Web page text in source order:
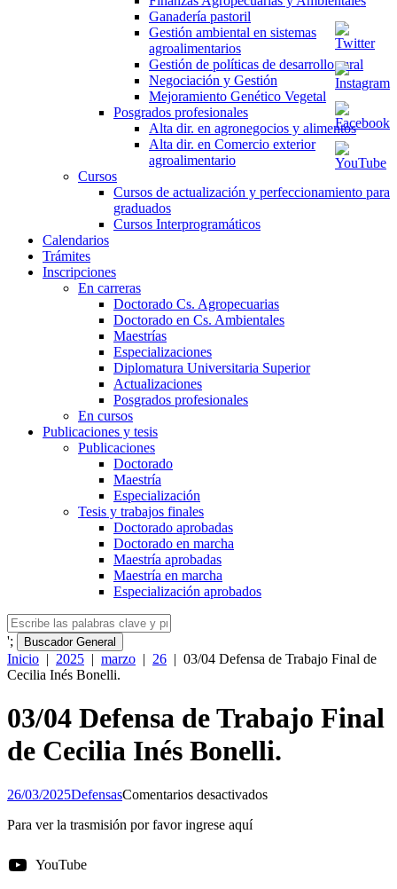
Ganadería pastoril
Gestión ambiental en sistemas
agroalimentarios
Gestión de políticas de desarrollo rural
Negociación y Gestión
Mejoramiento Genético Vegetal
Posgrados profesionales
Alta dir. en agronegocios y alimentos
Alta dir. en Comercio exterior
agroalimentario
Cursos
Cursos de actualización y perfeccionamiento para
graduados
Cursos Interprogramáticos
Calendarios
Trámites
Inscripciones
En carreras
Doctorado Cs. Agropecuarias
Doctorado en Cs. Ambientales
Maestrías
Especializaciones
Diplomatura Universitaria Superior
Actualizaciones
Posgrados profesionales
En cursos
Publicaciones y tesis
Publicaciones
Doctorado
Maestría
Especialización
Tesis y trabajos finales
Doctorado aprobadas
Doctorado en marcha
Maestría aprobadas
Maestría en marcha
Especialización aprobados
'; Buscador General
Inicio | 2025 | marzo | 26 | 03/04 Defensa de Trabajo Final de
Cecilia Inés Bonelli.
03/04 Defensa de Trabajo Final
de Cecilia Inés Bonelli.
26/03/2025DefensasComentarios desactivadosen
Para ver la trasmisión por favor ingrese aquí
YouTube